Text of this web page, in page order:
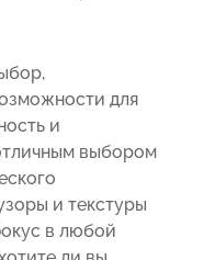
для
и
выбором
и текстуры
в любой